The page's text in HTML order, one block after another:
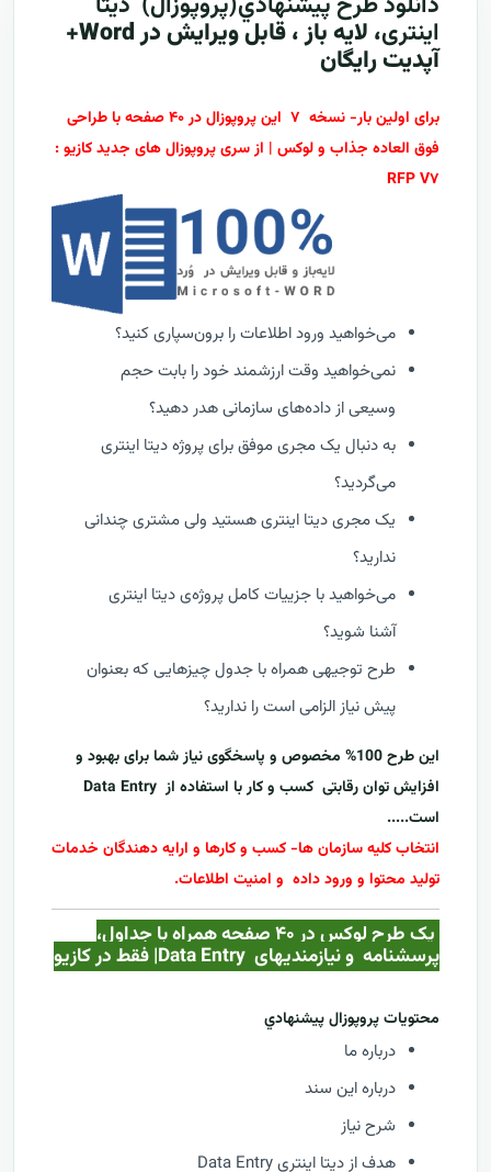
اینتری ، لایه باز ، قابل ویرایش در Word+
آپدیت رایگان
برای اولین بار- نسخه ۷ این پروپوزال در ۴۰ صفحه با طراحی
فوق العاده جذاب و لوکس | از سری پروپوزال های جدید کازیو :
RFP V۷
می‌خواهید ورود اطلاعات را برون‌سپاری کنید؟
نمی‌خواهید وقت ارزشمند خود را بابت حجم
وسیعی از داده‌های سازمانی هدر دهید؟
به دنبال یک مجری موفق برای پروژه دیتا اینتری
می‌گردید؟
یک مجری دیتا اینتری هستید ولی مشتری چندانی
ندارید؟
می‌خواهید با جزییات کامل پروژه‌ی دیتا اینتری
آشنا شوید؟
طرح توجیهی همراه با جدول چیزهایی که بعنوان
پیش نیاز الزامی است را ندارید؟
این طرح 100% مخصوص و پاسخگوی نیاز شما برای بهبود و
افزایش توان رقابتی کسب و کار با استفاده از
است.....
انتخاب کلیه سازمان ها- کسب و کارها و ارایه دهندگان خدمات
تولید محتوا و ورود داده و امنیت اطلاعات.
یک طرح لوکس در ۴۰ صفحه همراه با جداول،
پرسشنامه و نیازمندیهای Data Entry| فقط در کازيو
محتويات پروپوزال پيشنهادي
درباره ما
درباره این سند
شرح نیاز
هدف از دیتا اینتری Data Entry